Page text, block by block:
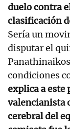
duelo contra
clasificación
Sería un
disputar el
condiciones
explica a este
valencianista
cerebral del